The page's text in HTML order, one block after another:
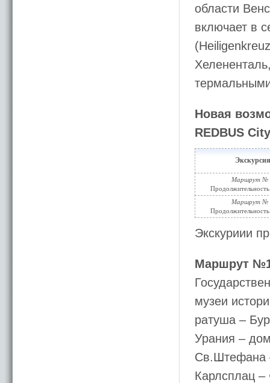
области
включает в
Новая
REDBUS
Экскурсия
Маршрут №
Маршрут №
Экскуриии
Маршрут
музеи
ратуша –
Урания –
Св.Штефана
Карлсплац –